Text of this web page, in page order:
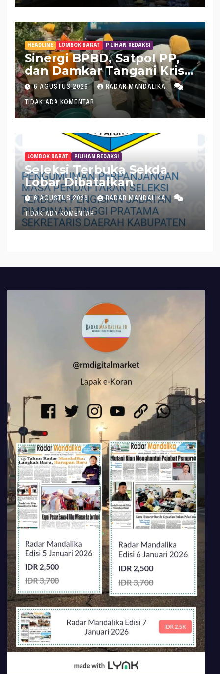
HEADLINE LOMBOK BARAT PILIHAN REDAKSI
Sinergi BPBD, Satpol PP,
dan Damkar Tangani Krisis
Air Bersih di Lobar
6 AGUSTUS 2026 RADAR MANDALIKA
TIDAK ADA KOMENTAR
LOMBOK BARAT PILIHAN REDAKSI
Seleksi Terbuka Sekda
Lobar Dibatalkan
6 AGUSTUS 2026 RADAR MANDALIKA
TIDAK ADA KOMENTAR